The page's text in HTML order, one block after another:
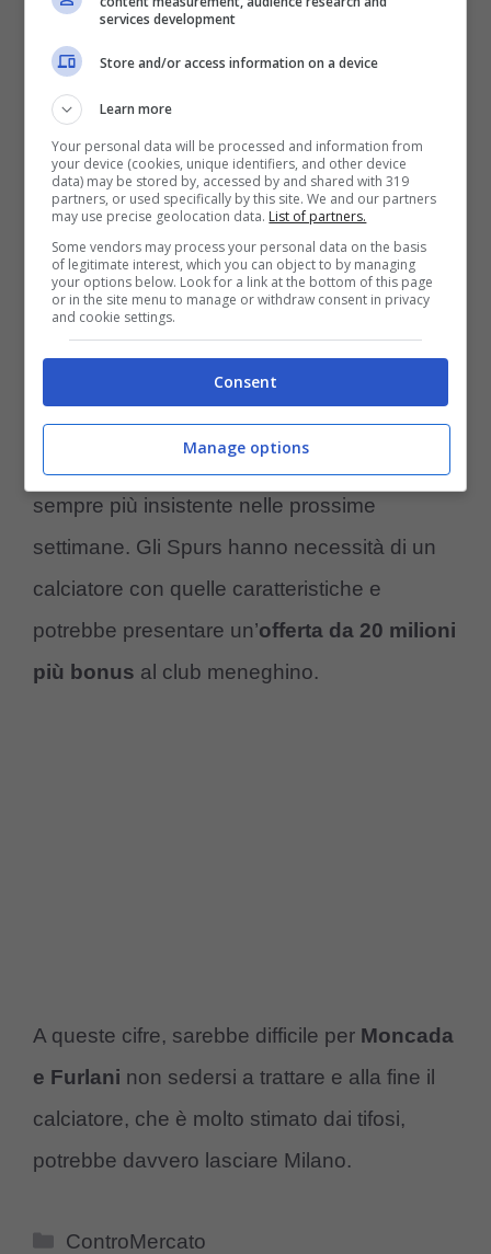
sua importanza per il club di Milano, dal
primo minuto come a partita in corso. Ha un
ottimo fiuto per il gol e la capacità di giocare
in più posizioni. Potrebbe prendere spesso il
posto diRafael Leao, che ancora non dà
grandi segnali di continuità, ma anche fare le
veci della prima punta oaggiungersi a
Morataper creare un assetto più offensivo.
interessamenti dall’estero
non mancano per l’attaccante svizzero e il
pressing del Tottenham
sempre più insistente nelle prossime
settimane. Gli Spurs hanno necessità di un
calciatore con quelle caratteristiche e
potrebbe presentare un’offerta da 20 milioni
più bonus al club meneghino.
A queste cifre, sarebbe difficile per Moncada
e Furlani non sedersi a trattare e alla fine il
calciatore, che è molto stimato dai tifosi,
potrebbe davvero lasciare Milano.
Categorie
ControMercato
services development
Store and/or access information on a device
Learn more
Your personal data will be processed and information from
your device (cookies, unique identifiers, and other device
data) may be stored by, accessed by and shared with 319
partners, or used specifically by this site. We and our partners
may use precise geolocation data. List of partners.
Some vendors may process your personal data on the basis
of legitimate interest, which you can object to by managing
your options below. Look for a link at the bottom of this page
or in the site menu to manage or withdraw consent in privacy
and cookie settings.
Consent
Manage options